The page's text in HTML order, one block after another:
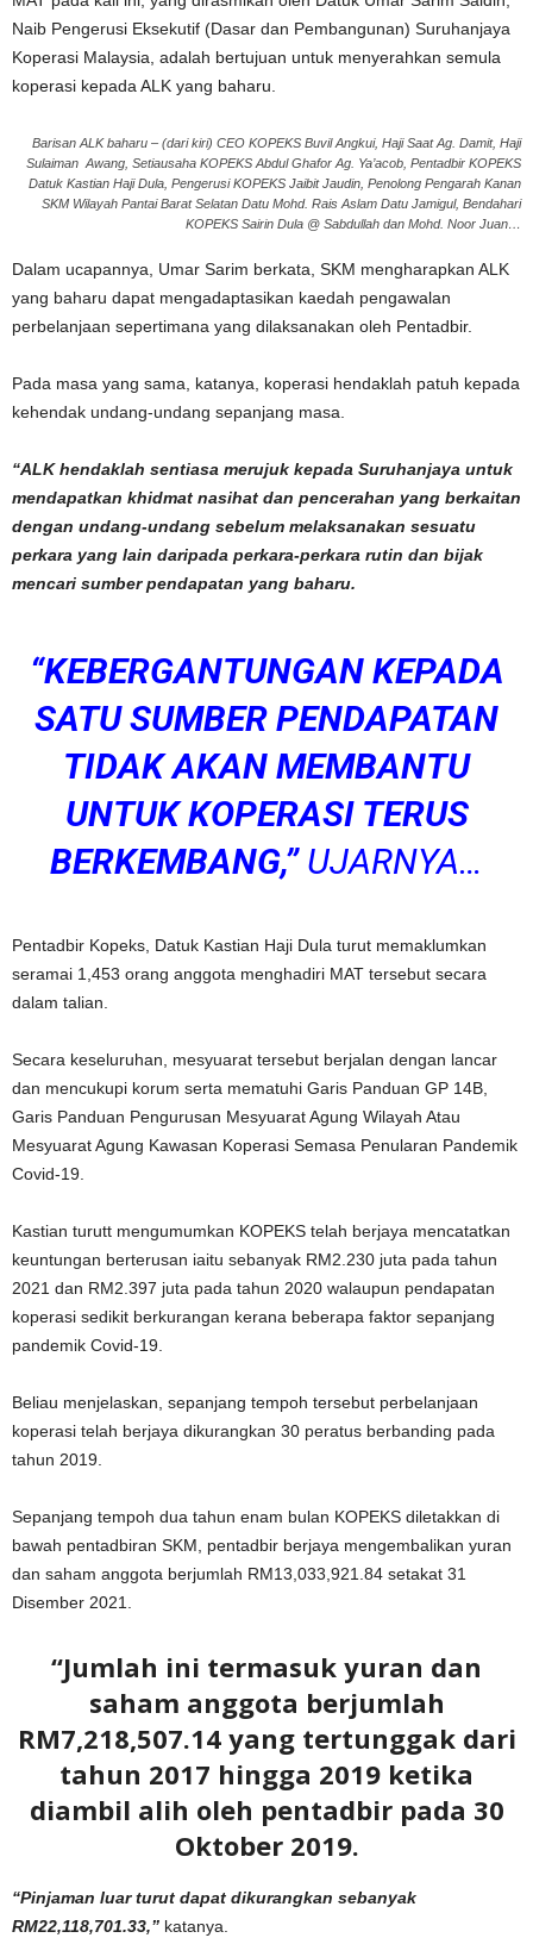
Naib Pengerusi Eksekutif (Dasar dan Pembangunan) Suruhanjaya
Koperasi Malaysia, adalah bertujuan untuk menyerahkan semula
koperasi kepada ALK yang baharu.
Barisan ALK baharu – (dari kiri) CEO KOPEKS Buvil Angkui, Haji Saat Ag. Damit, Haji
Sulaiman Awang, Setiausaha KOPEKS Abdul Ghafor Ag. Ya’acob, Pentadbir KOPEKS
Datuk Kastian Haji Dula, Pengerusi KOPEKS Jaibit Jaudin, Penolong Pengarah Kanan
SKM Wilayah Pantai Barat Selatan Datu Mohd. Rais Aslam Datu Jamigul, Bendahari
KOPEKS Sairin Dula @ Sabdullah dan Mohd. Noor Juan…
Dalam ucapannya, Umar Sarim berkata, SKM mengharapkan ALK
yang baharu dapat mengadaptasikan kaedah pengawalan
perbelanjaan sepertimana yang dilaksanakan oleh Pentadbir.
Pada masa yang sama, katanya, koperasi hendaklah patuh kepada
kehendak undang-undang sepanjang masa.
“ALK hendaklah sentiasa merujuk kepada Suruhanjaya untuk
mendapatkan khidmat nasihat dan pencerahan yang berkaitan
dengan undang-undang sebelum melaksanakan sesuatu
perkara yang lain daripada perkara-perkara rutin dan bijak
mencari sumber pendapatan yang baharu.
“KEBERGANTUNGAN KEPADA
SATU SUMBER PENDAPATAN
TIDAK AKAN MEMBANTU
UNTUK KOPERASI TERUS
BERKEMBANG,”UJARNYA…
Pentadbir Kopeks, Datuk Kastian Haji Dula turut memaklumkan
seramai 1,453 orang anggota menghadiri MAT tersebut secara
dalam talian.
Secara keseluruhan, mesyuarat tersebut berjalan dengan lancar
dan mencukupi korum serta mematuhi Garis Panduan GP 14B,
Garis Panduan Pengurusan Mesyuarat Agung Wilayah Atau
Mesyuarat Agung Kawasan Koperasi Semasa Penularan Pandemik
Covid-19.
Kastian turutt mengumumkan KOPEKS telah berjaya mencatatkan
keuntungan berterusan iaitu sebanyak RM2.230 juta pada tahun
2021 dan RM2.397 juta pada tahun 2020 walaupun pendapatan
koperasi sedikit berkurangan kerana beberapa faktor sepanjang
pandemik Covid-19.
Beliau menjelaskan, sepanjang tempoh tersebut perbelanjaan
koperasi telah berjaya dikurangkan 30 peratus berbanding pada
tahun 2019.
Sepanjang tempoh dua tahun enam bulan KOPEKS diletakkan di
bawah pentadbiran SKM, pentadbir berjaya mengembalikan yuran
dan saham anggota berjumlah RM13,033,921.84 setakat 31
Disember 2021.
“Jumlah ini termasuk yuran dan
saham anggota berjumlah
RM7,218,507.14 yang tertunggak dari
tahun 2017 hingga 2019 ketika
diambil alih oleh pentadbir pada 30
Oktober 2019.
“Pinjaman luar turut dapat dikurangkan sebanyak
RM22,118,701.33,” katanya.